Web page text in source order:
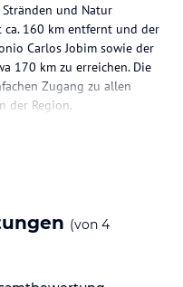
und Natur
ca. 160 km entfernt und der
Carlos Jobim sowie der
170 km zu erreichen. Die
Zugang zu allen
der Region.
Einige Zimmer haben
mit Meerblick.
(von 4